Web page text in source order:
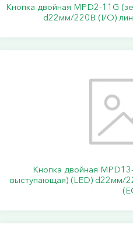
Кнопка двойная MPD2-11G
d22мм/220В (I/O)
Кнопка двойная
выступающая) (LED) d22мм/